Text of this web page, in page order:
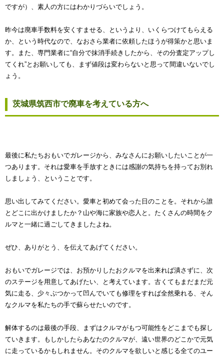
ですが）、素人の方にはわかりづらいでしょう。
昨今は廃車手数料を安くすませる、というより、いくらつけてもらえる
か、という時代なので、なおさら業者に依頼したほうが得策かと思いま
す。また、専門業者に“自分で抹消手続きしたから、その分査定アップし
てくれ”とお願いしても、まず値段は変わらないと思って間違いないでし
ょう。
茨城県筑西市で廃車を考えている方へ
最後に私たちおもいでガレージから、みなさんにお願いしたいことが一
つあります。それは愛車を手放すときには感謝の気持ちを持ってお別れ
しましょう、ということです。
思い出してみてください。愛車と初めて会った日のことを。それから誰
とどこに出かけましたか？山や海に家族や恋人と。たくさんの時間をク
ルマと一緒に過ごしてきましたよね。
ぜひ、ありがとう、を伝えてあげてください。
おもいでガレージでは、お預かりしたおクルマを出来れば潰さずに、次
のステージを用意してあげたい、と考えています。古くてもまだまだ元
気に走る、少々ぶつかって凹んでいても修理をすれば全然乗れる、そん
なクルマを私たちの手で蘇らせたいのです。
解体するのは最後の手段、まずはクルマがもつ可能性をどこまでも探し
ていきます。もしかしたらあなたのクルマが、遠い世界のどこかで元気
に走っているかもしれません。そのクルマを欲しいと感じる全てのユー